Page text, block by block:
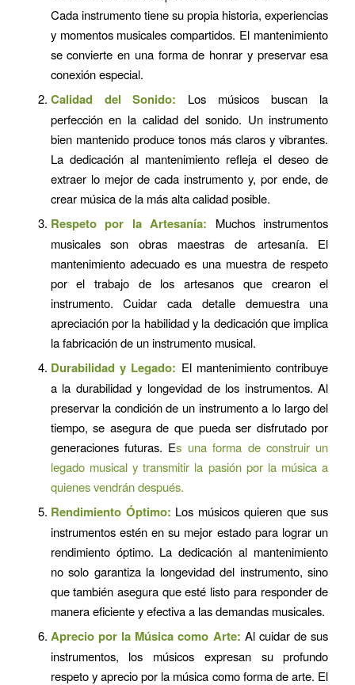
Cada instrumento tiene su propia historia, experiencias
y momentos musicales compartidos. El mantenimiento
se convierte en una forma de honrar y preservar esa
conexión especial.
Calidad del Sonido: Los músicos buscan la
perfección en la calidad del sonido. Un instrumento
bien mantenido produce tonos más claros y vibrantes.
La dedicación al mantenimiento refleja el deseo de
extraer lo mejor de cada instrumento y, por ende, de
crear música de la más alta calidad posible.
Respeto por la Artesanía: Muchos instrumentos
musicales son obras maestras de artesanía. El
mantenimiento adecuado es una muestra de respeto
por el trabajo de los artesanos que crearon el
instrumento. Cuidar cada detalle demuestra una
apreciación por la habilidad y la dedicación que implica
la fabricación de un instrumento musical.
Durabilidad y Legado: El mantenimiento contribuye
a la durabilidad y longevidad de los instrumentos. Al
preservar la condición de un instrumento a lo largo del
tiempo, se asegura de que pueda ser disfrutado por
generaciones futuras. Es una forma de construir un
legado musical y transmitir la pasión por la música a
quienes vendrán después.
Rendimiento Óptimo: Los músicos quieren que sus
instrumentos estén en su mejor estado para lograr un
rendimiento óptimo. La dedicación al mantenimiento
no solo garantiza la longevidad del instrumento, sino
que también asegura que esté listo para responder de
manera eficiente y efectiva a las demandas musicales.
Aprecio por la Música como Arte: Al cuidar de sus
instrumentos, los músicos expresan su profundo
respeto y aprecio por la música como forma de arte. El